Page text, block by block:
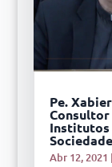
Pe.
Consultor
Institutos
Abr 12, 2021 |